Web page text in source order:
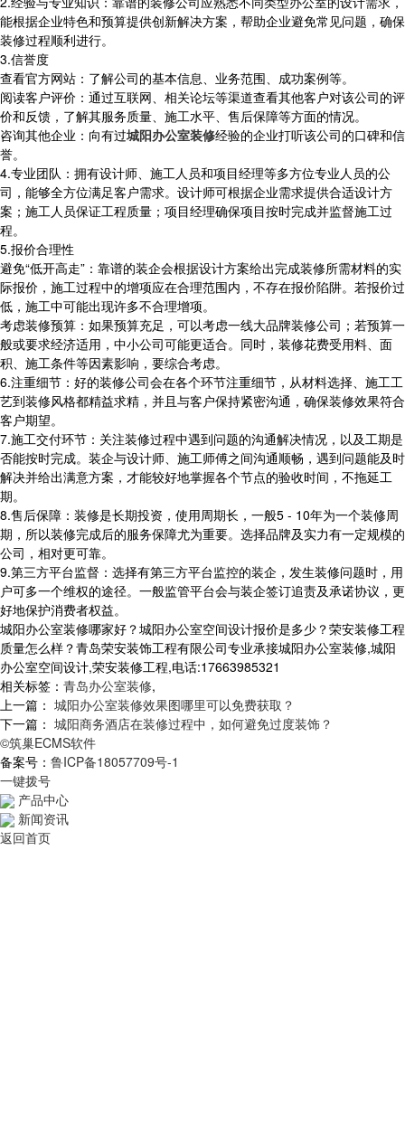
能根据企业特色和预算提供创新解决方案，帮助企业避免常见问题，确保
装修过程顺利进行。
3.信誉度
查看官方网站：了解公司的基本信息、业务范围、成功案例等。
阅读客户评价：通过互联网、相关论坛等渠道查看其他客户对该公司的评
价和反馈，了解其服务质量、施工水平、售后保障等方面的情况。
咨询其他企业：向有过城阳办公室装修经验的企业打听该公司的口碑和信
誉。
4.专业团队：拥有设计师、施工人员和项目经理等多方位专业人员的公
司，能够全方位满足客户需求。设计师可根据企业需求提供合适设计方
案；施工人员保证工程质量；项目经理确保项目按时完成并监督施工过
程。
5.报价合理性
避免“低开高走”：靠谱的装企会根据设计方案给出完成装修所需材料的实
际报价，施工过程中的增项应在合理范围内，不存在报价陷阱。若报价过
低，施工中可能出现许多不合理增项。
考虑装修预算：如果预算充足，可以考虑一线大品牌装修公司；若预算一
般或要求经济适用，中小公司可能更适合。同时，装修花费受用料、面
积、施工条件等因素影响，要综合考虑。
6.注重细节：好的装修公司会在各个环节注重细节，从材料选择、施工工
艺到装修风格都精益求精，并且与客户保持紧密沟通，确保装修效果符合
客户期望。
7.施工交付环节：关注装修过程中遇到问题的沟通解决情况，以及工期是
否能按时完成。装企与设计师、施工师傅之间沟通顺畅，遇到问题能及时
解决并给出满意方案，才能较好地掌握各个节点的验收时间，不拖延工
期。
8.售后保障：装修是长期投资，使用周期长，一般5 - 10年为一个装修周
期，所以装修完成后的服务保障尤为重要。选择品牌及实力有一定规模的
公司，相对更可靠。
9.第三方平台监督：选择有第三方平台监控的装企，发生装修问题时，用
户可多一个维权的途径。一般监管平台会与装企签订追责及承诺协议，更
好地保护消费者权益。
城阳办公室装修哪家好？城阳办公室空间设计报价是多少？荣安装修工程
质量怎么样？青岛荣安装饰工程有限公司专业承接城阳办公室装修,城阳
办公室空间设计,荣安装修工程,电话:17663985321
相关标签： 青岛办公室装修,
上一篇： 城阳办公室装修效果图哪里可以免费获取？
下一篇： 城阳商务酒店在装修过程中，如何避免过度装饰？
©筑巢ECMS软件
备案号： 鲁ICP备18057709号-1
一键拨号
产品中心
新闻资讯
返回首页